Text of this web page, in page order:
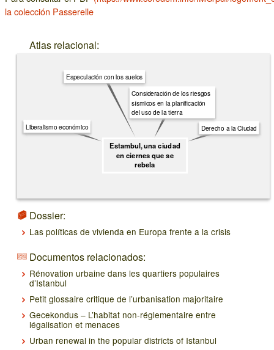
la colección Passerelle
Atlas relacional:
Estambul, una ciudad
en ciernes que se
rebela
Derecho a la Ciudad
Consideración de los riesgos
sísmicos en la planificación
del uso de la tierra
Especulación con los suelos
Liberalismo económico
Dossier:
Las políticas de vivienda en Europa frente a la crisis
Documentos relacionados:
Rénovation urbaine dans les quartiers populaires
d’Istanbul
Petit glossaire critique de l’urbanisation majoritaire
Gecekondus – L’habitat non-réglementaire entre
légalisation et menaces
Urban renewal in the popular districts of Istanbul